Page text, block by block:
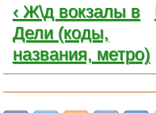
‹ Ж\д вокзалы в
Дели (коды,
названия, метро)